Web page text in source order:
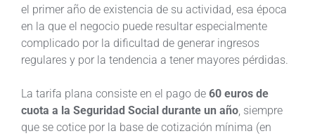
el primer año de existencia de su actividad, esa época
en la que el negocio puede resultar especialmente
complicado por la dificultad de generar ingresos
regulares y por la tendencia a tener mayores pérdidas.
La tarifa plana consiste en el pago de 60 euros de
cuota a la Seguridad Social durante un año , siempre
que se cotice por la base de cotización mínima (en